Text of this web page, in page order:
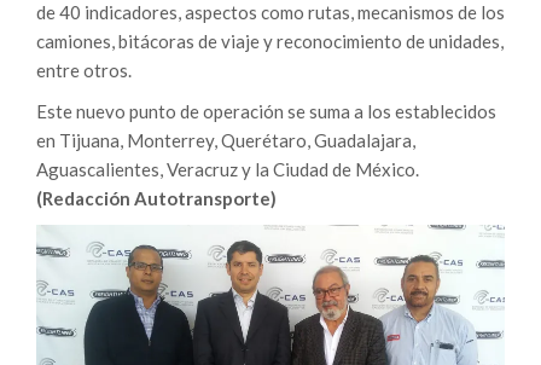
de 40 indicadores, aspectos como rutas, mecanismos de los
camiones, bitácoras de viaje y reconocimiento de unidades,
entre otros.
Este nuevo punto de operación se suma a los establecidos
en Tijuana, Monterrey, Querétaro, Guadalajara,
Aguascalientes, Veracruz y la Ciudad de México.
(Redacción Autotransporte)